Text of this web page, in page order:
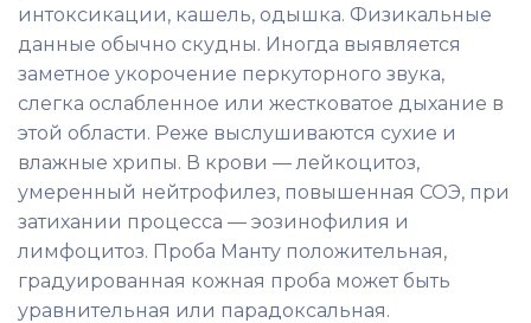
интоксикации, кашель, одышка. Физикальные
данные обычно скудны. Иногда выявляется
заметное укорочение перкуторного звука,
слегка ослабленное или жестковатое дыхание в
этой области. Реже выслушиваются сухие и
влажные хрипы. В крови — лейкоцитоз,
умеренный нейтрофилез, повышенная СОЭ, при
затихании процесса — эозинофилия и
лимфоцитоз. Проба Манту положительная,
градуированная кожная проба может быть
уравнительная или парадоксальная.